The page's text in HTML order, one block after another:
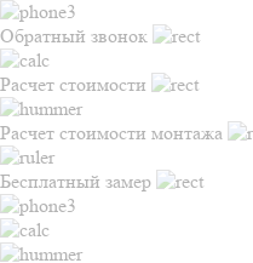
Обратный звонок
Расчет стоимости
Расчет стоимости монтажа
Бесплатный замер